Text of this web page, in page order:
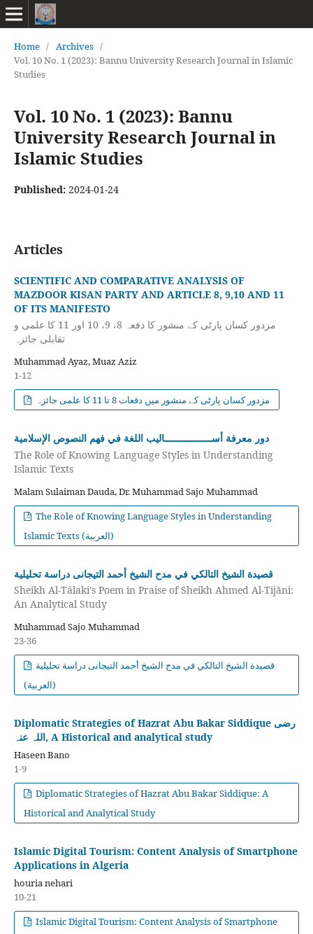
Home / Archives /
Vol. 10 No. 1 (2023): Bannu University Research Journal in Islamic
Studies
Vol. 10 No. 1 (2023): Bannu
University Research Journal in
Islamic Studies
Published: 2024-01-24
Articles
SCIENTIFIC AND COMPARATIVE ANALYSIS OF
MAZDOOR KISAN PARTY AND ARTICLE 8, 9,10 AND 11
OF ITS MANIFESTO
مزدور کسان پارٹی کے منشور کا دفعہ 8، 9، 10 اور 11 کا علمی و
تقابلی جائزہ
Muhammad Ayaz, Muaz Aziz
1-12
مزدور کسان پارٹی کے منشور میں دفعات 8 تا 11 کا علمی جائزہ
دور معرفة أســـــــــــــــــاليب اللغة في فهم النصوص الإسلامية
The Role of Knowing Language Styles in Understanding
Islamic Texts
Malam Sulaiman Dauda, Dr. Muhammad Sajo Muhammad
The Role of Knowing Language Styles in Understanding
Islamic Texts (العربية)
قصيدة الشيخ التالكي في مدح الشيخ أحمد التيجانى دراسة تحليلية
Sheikh Al-Tālaki’s Poem in Praise of Sheikh Ahmed Al-Tijāni:
An Analytical Study
Muhammad Sajo Muhammad
23-36
(العربية)
Diplomatic Strategies of Hazrat Abu Bakar Siddique رضی
اللہ عنہ, A Historical and analytical study
Haseen Bano
1-9
Diplomatic Strategies of Hazrat Abu Bakar Siddique: A
Historical and Analytical Study
Islamic Digital Tourism: Content Analysis of Smartphone
Applications in Algeria
houria nehari
10-21
Islamic Digital Tourism: Content Analysis of Smartphone